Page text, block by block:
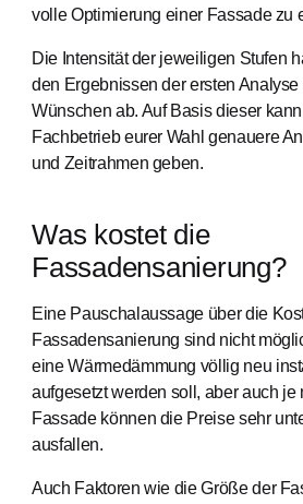
volle Optimierung einer Fassade zu
Die Intensität der jeweiligen Stufen
den Ergebnissen der ersten
Wünschen ab. Auf Basis dieser
Fachbetrieb eurer Wahl genauere
und Zeitrahmen geben.
Was kostet die
Fassadensanierung?
Eine Pauschalaussage über die
Fassadensanierung sind nicht
eine Wärmedämmung völlig neu
aufgesetzt werden soll, aber auch je
Fassade können die Preise sehr
ausfallen.
Auch Faktoren wie die Größe der